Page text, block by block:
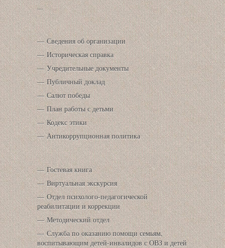
...
Сведения об организации
Историческая справка
Учредительные документы
Публичный доклад
Салют победы
План работы с детьми
Кодекс этики
Антикоррупционная политика
Гостевая книга
Виртуальная экскурсия
Отдел психолого-педагогической
реабилитации и коррекции
Методический отдел
Служба по оказанию помощи семьям,
воспитывающим детей-инвалидов с ОВЗ и детей